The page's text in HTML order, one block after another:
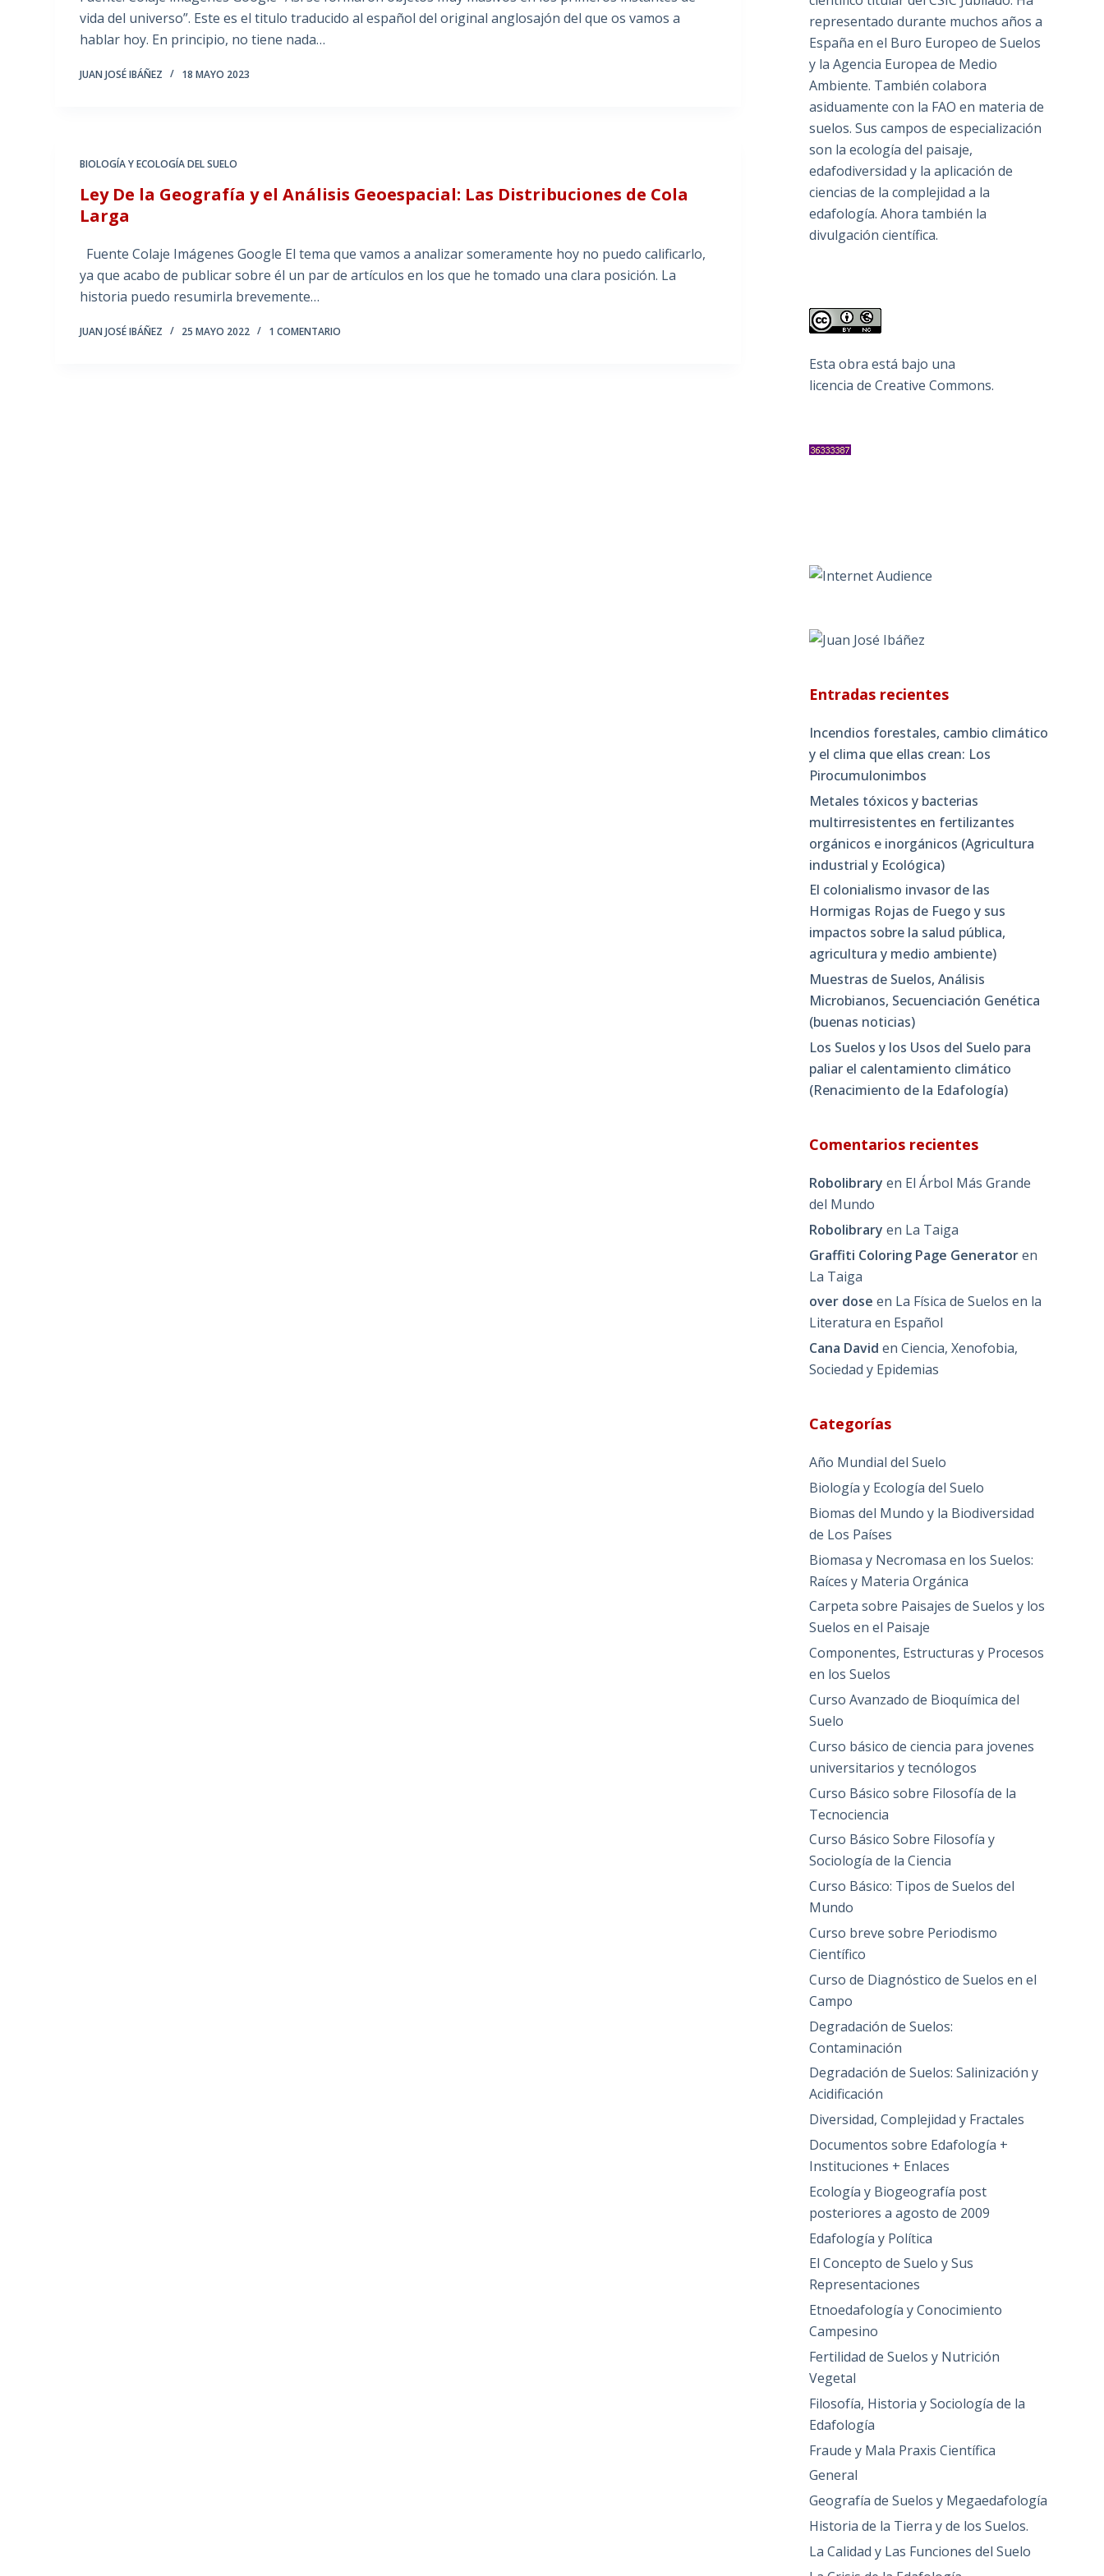
vida del universo”. Este es el titulo traducido al español del original anglosajón del que os vamos a
hablar hoy. En principio, no tiene nada…
JUAN JOSÉ IBÁÑEZ 18 MAYO 2023
BIOLOGÍA Y ECOLOGÍA DEL SUELO
Ley De la Geografía y el Análisis Geoespacial: Las Distribuciones de Cola
Larga
Fuente Colaje Imágenes Google El tema que vamos a analizar someramente hoy no puedo calificarlo,
ya que acabo de publicar sobre él un par de artículos en los que he tomado una clara posición. La
historia puedo resumirla brevemente…
JUAN JOSÉ IBÁÑEZ 25 MAYO 2022 1 COMENTARIO
representado durante muchos años a
España en el Buro Europeo de Suelos
y la Agencia Europea de Medio
Ambiente. También colabora
asiduamente con la FAO en materia de
suelos. Sus campos de especialización
son la ecología del paisaje,
edafodiversidad y la aplicación de
ciencias de la complejidad a la
edafología. Ahora también la
divulgación científica.
Esta obra está bajo una
licencia de Creative Commons.
Entradas recientes
Incendios forestales, cambio climático
y el clima que ellas crean: Los
Pirocumulonimbos
Metales tóxicos y bacterias
multirresistentes en fertilizantes
orgánicos e inorgánicos (Agricultura
industrial y Ecológica)
El colonialismo invasor de las
Hormigas Rojas de Fuego y sus
impactos sobre la salud pública,
agricultura y medio ambiente)
Muestras de Suelos, Análisis
Microbianos, Secuenciación Genética
(buenas noticias)
Los Suelos y los Usos del Suelo para
paliar el calentamiento climático
(Renacimiento de la Edafología)
Comentarios recientes
Robolibrary en El Árbol Más Grande
del Mundo
Robolibrary en La Taiga
Graffiti Coloring Page Generatoren
La Taiga
over dose en La Física de Suelos en la
Literatura en Español
Cana David enCiencia, Xenofobia,
Sociedad y Epidemias
Categorías
Año Mundial del Suelo
Biología y Ecología del Suelo
Biomas del Mundo y la Biodiversidad
de Los Países
Biomasa y Necromasa en los Suelos:
Raíces y Materia Orgánica
Carpeta sobre Paisajes de Suelos y los
Suelos en el Paisaje
Componentes, Estructuras y Procesos
en los Suelos
Curso Avanzado de Bioquímica del
Suelo
Curso básico de ciencia para jovenes
universitarios y tecnólogos
Curso Básico sobre Filosofía de la
Tecnociencia
Curso Básico Sobre Filosofía y
Sociología de la Ciencia
Curso Básico: Tipos de Suelos del
Mundo
Curso breve sobre Periodismo
Científico
Curso de Diagnóstico de Suelos en el
Campo
Degradación de Suelos:
Contaminación
Degradación de Suelos: Salinización y
Acidificación
Diversidad, Complejidad y Fractales
Documentos sobre Edafología +
Instituciones + Enlaces
Ecología y Biogeografía post
posteriores a agosto de 2009
Edafología y Política
El Concepto de Suelo y Sus
Representaciones
Etnoedafología y Conocimiento
Campesino
Fertilidad de Suelos y Nutrición
Vegetal
Filosofía, Historia y Sociología de la
Edafología
Fraude y Mala Praxis Científica
General
Geografía de Suelos y Megaedafología
Historia de la Tierra y de los Suelos.
La Calidad y Las Funciones del Suelo